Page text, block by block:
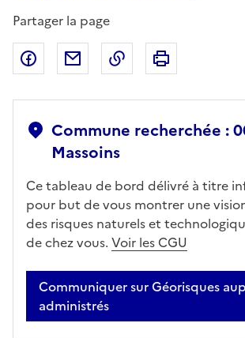
Partager la page
Partager sur Facebook
Partager par email
Copier dans le
Commune recherchée :
Massoins
Ce tableau de bord délivré à titre
pour but de vous montrer une
des risques naturels et
de chez vous. Voir les CGU
Communiquer sur Géorisques
administrés